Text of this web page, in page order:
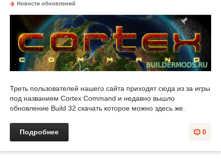
Новости обновлений
Треть пользователей нашего сайта приходят сюда из за игры
под названием Cortex Command и недавно вышло
обновление Build 32 скачать которое можно здесь же.
0
Подробнее